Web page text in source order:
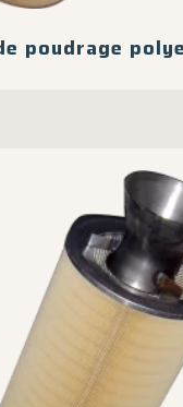
poudrage